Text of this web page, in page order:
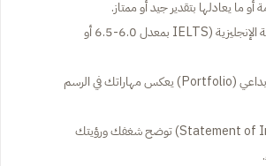
أو ما يعادلها بتقدير جيد أو ممتاز.
إثبات الكفاءة في اللغة الإنجليزية (IELTS بمعدل 6.0-6.5 أو
تقديم ملف أعمال إبداعي (Portfolio) يعكس مهاراتك في الرسم
رسالة دافع (Statement of Intent) توضح شغفك ورؤيتك